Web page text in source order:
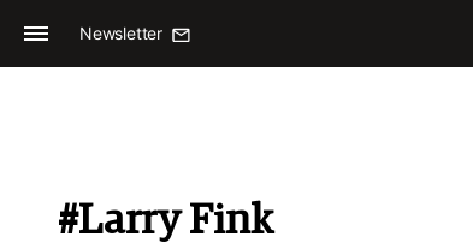
Newsletter
#Larry Fink